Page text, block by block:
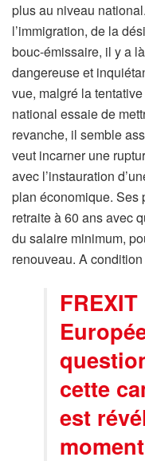
plus au niveau
l’immigration, de la
bouc-émissaire, il y a
dangereuse et
vue, malgré la
national essaie de
revanche, il semble
veut incarner une
avec l’instauration
plan économique. Ses
retraite à 60 ans avec
du salaire minimum,
renouveau. A
cette
est